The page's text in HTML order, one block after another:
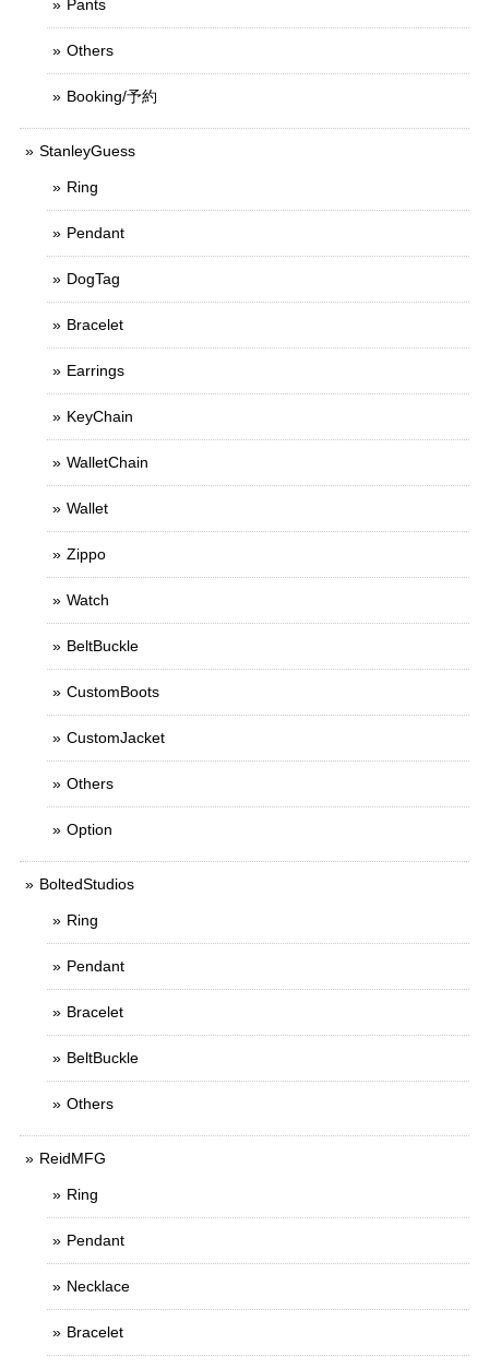
Pants
Others
Booking/予約
StanleyGuess
Ring
Pendant
DogTag
Bracelet
Earrings
KeyChain
WalletChain
Wallet
Zippo
Watch
BeltBuckle
CustomBoots
CustomJacket
Others
Option
BoltedStudios
Ring
Pendant
Bracelet
BeltBuckle
Others
ReidMFG
Ring
Pendant
Necklace
Bracelet